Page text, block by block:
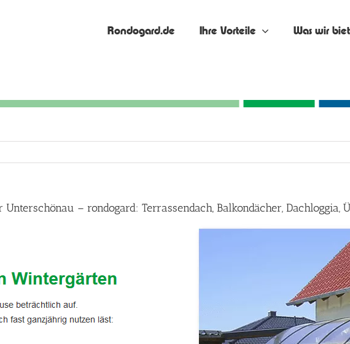
Rondogard.de Ihre Vorteile Was wir
– rondogard: Terrassendach, Balkondächer, Dachloggia,